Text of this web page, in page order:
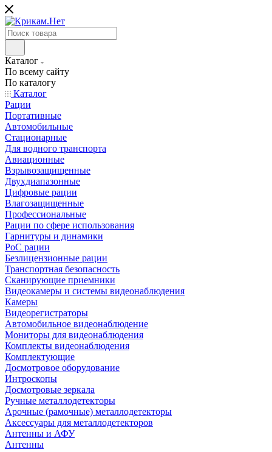
Каталог
По всему сайту
По каталогу
Каталог
Рации
Портативные
Автомобильные
Стационарные
Для водного транспорта
Авиационные
Взрывозащищенные
Двухдиапазонные
Цифровые рации
Влагозащищенные
Профессиональные
Рации по сфере использования
Гарнитуры и динамики
PoC рации
Безлицензионные рации
Транспортная безопасность
Сканирующие приемники
Видеокамеры и системы видеонаблюдения
Камеры
Видеорегистраторы
Автомобильное видеонаблюдение
Мониторы для видеонаблюдения
Комплекты видеонаблюдения
Комплектующие
Досмотровое оборудование
Интроскопы
Досмотровые зеркала
Ручные металлодетекторы
Арочные (рамочные) металлодетекторы
Аксессуары для металлодетекторов
Антенны и АФУ
Антенны